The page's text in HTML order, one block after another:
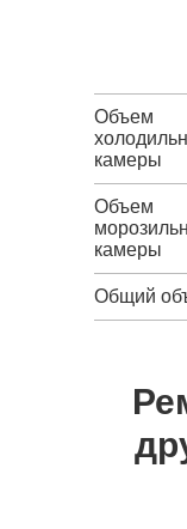
Объем
камеры
Объем
камеры
Общий